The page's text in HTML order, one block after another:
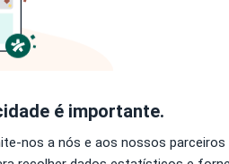
é importante.
nos a nós e aos nossos